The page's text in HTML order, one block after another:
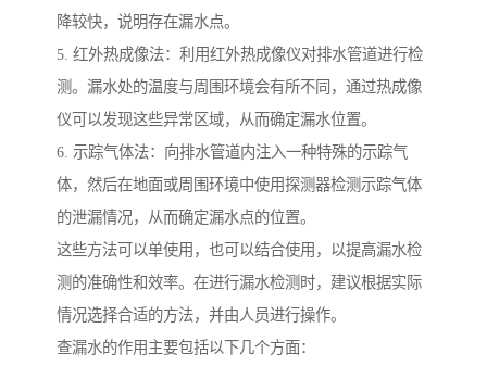
降较快，说明存在漏水点。
5. 红外热成像法：利用红外热成像仪对排水管道进行检
测。漏水处的温度与周围环境会有所不同，通过热成像
仪可以发现这些异常区域，从而确定漏水位置。
6. 示踪气体法：向排水管道内注入一种特殊的示踪气
体，然后在地面或周围环境中使用探测器检测示踪气体
的泄漏情况，从而确定漏水点的位置。
这些方法可以单使用，也可以结合使用，以提高漏水检
测的准确性和效率。在进行漏水检测时，建议根据实际
情况选择合适的方法，并由人员进行操作。
查漏水的作用主要包括以下几个方面：